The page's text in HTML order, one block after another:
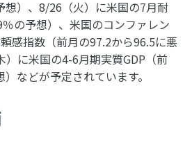
想）、8/26（火）に米国の7月耐
の予想）、米国のコンファレン
感指数（前月の97.2から96.5に悪
に米国の4-6月期実質GDP（前
などが予定されています。